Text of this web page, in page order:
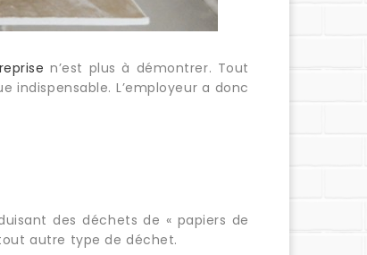
n’est plus à démontrer. Tout
L’employeur a donc
des déchets de « papiers de
autre type de déchet.